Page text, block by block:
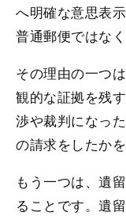
へ明確な意思表
普通郵便ではな
その理由の一つ
観的な証拠を残
渉や裁判になっ
の請求をしたか
もう一つは、遺
ることです。遺